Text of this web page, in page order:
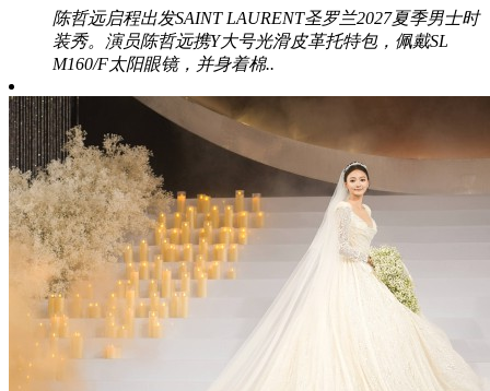
陈哲远启程出发SAINT LAURENT圣罗兰2027夏季男士时
装秀。演员陈哲远携Y大号光滑皮革托特包，佩戴SL
M160/F太阳眼镜，并身着棉..